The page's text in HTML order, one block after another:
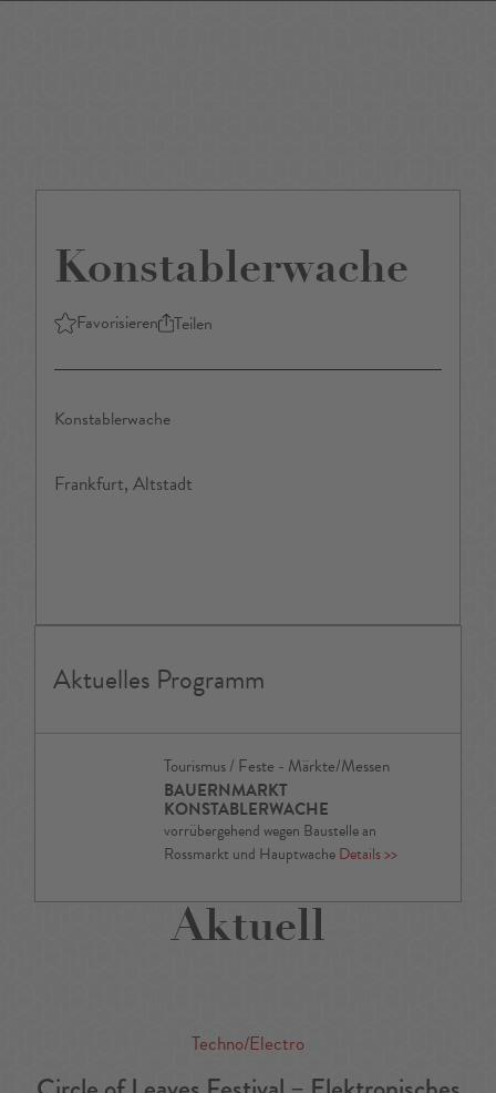
Konstablerwache
Favorisieren Teilen
Konstablerwache
Frankfurt, Altstadt
Aktuelles Programm
Tourismus / Feste - Märkte/Messen
BAUERNMARKT
KONSTABLERWACHE
vorrübergehend wegen Baustelle an
Rossmarkt und HauptwacheDetails>>
Aktuell
Techno/Electro